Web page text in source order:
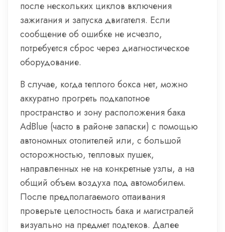
после нескольких циклов включения
зажигания и запуска двигателя. Если
сообщение об ошибке не исчезло,
потребуется сброс через диагностическое
оборудование.
В случае, когда теплого бокса нет, можно
аккуратно прогреть подкапотное
пространство и зону расположения бака
AdBlue (часто в районе запаски) с помощью
автономных отопителей или, с большой
осторожностью, тепловых пушек,
направленных не на конкретные узлы, а на
общий объем воздуха под автомобилем.
После предполагаемого оттаивания
проверьте целостность бака и магистралей
визуально на предмет подтеков. Далее